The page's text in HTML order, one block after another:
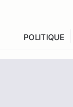
POLITIQUE